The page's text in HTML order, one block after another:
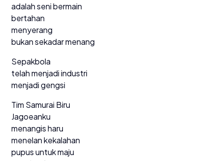
adalah seni bermain
bertahan
menyerang
bukan sekadar menang
Sepakbola
telah menjadi industri
menjadi gengsi
Tim Samurai Biru
Jagoeanku
menangis haru
menelan kekalahan
pupus untuk maju